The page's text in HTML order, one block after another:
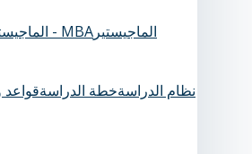
الماجيستيرالمهني في إدارة الأعمال - MBA الماجيستير
نظام الدراسةخطة الدراسةقواعد